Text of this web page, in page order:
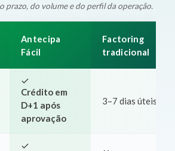
prazo, do volume e do perfil da operação.
Antecipa
Fácil
Factoring
tradicional
Crédito em
D+1 após
aprovação
3–7 dias úteis